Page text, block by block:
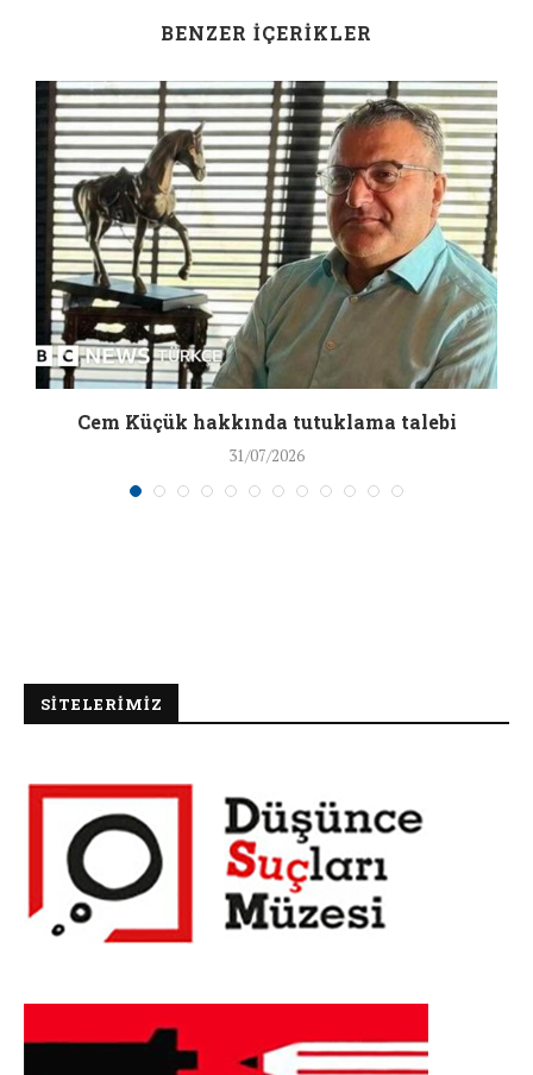
BENZER İÇERIKLER
Cem Küçük hakkında tutuklama talebi
31/07/2026
SİTELERİMİZ